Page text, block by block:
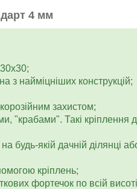
4 мм
з найміцніших конструкцій;
захистом;
"крабами". Такі кріплення
будь-якій дачній ділянці
кріплень;
фортечок по всій висоті